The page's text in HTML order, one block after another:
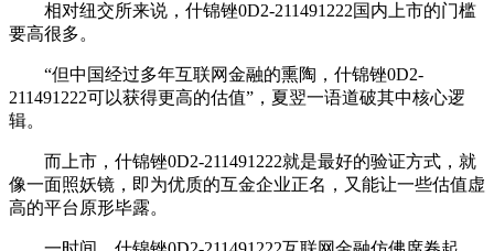
相对纽交所来说，什锦锉0D2-211491222国内上市的门槛
要高很多。
“但中国经过多年互联网金融的熏陶，什锦锉0D2-
211491222可以获得更高的估值”，夏翌一语道破其中核心逻
辑。
而上市，什锦锉0D2-211491222就是最好的验证方式，就
像一面照妖镜，即为优质的互金企业正名，又能让一些估值虚
高的平台原形毕露。